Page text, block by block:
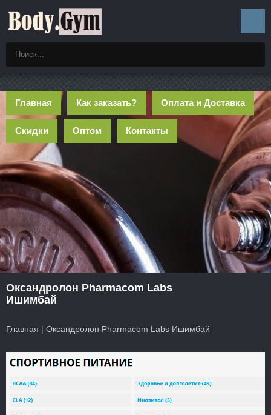
Главная Как заказать? Оплата и Доставка
Скидки Оптом Контакты
Оксандролон Pharmacom Labs
Ишимбай
Главная | Оксандролон Pharmacom Labs Ишимбай